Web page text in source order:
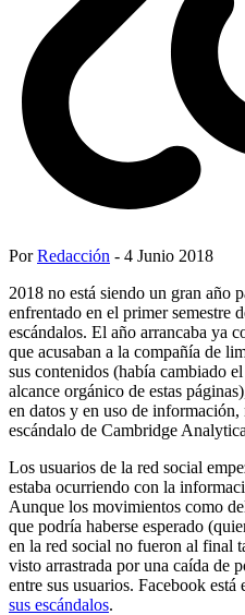
PorRedacción - 4 Junio 2018
2018 no está siendo un gran año
enfrentado en el primer semestre
escándalos. El año arrancaba ya
que acusaban a la compañía de
sus contenidos (había cambiado
alcance orgánico de estas
en datos y en uso de
escándalo de Cambridge
Los usuarios de la red social
estaba ocurriendo con la
Aunque los movimientos como
que podría haberse esperado
en la red social no fueron al final
visto arrastrada por una caída de
entre sus usuarios. Facebook está
sus escándalos.